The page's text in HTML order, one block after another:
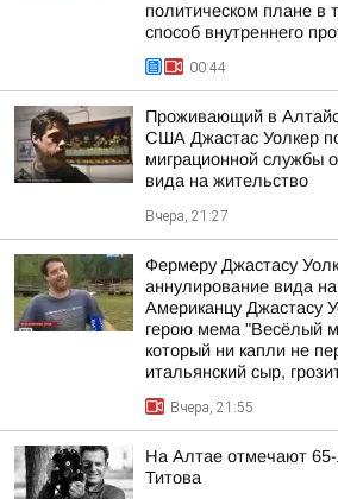
политическом плане в
способ внутреннего
00:44
Проживающий в
США Джастас Уолкер
миграционной службы
вида на жительство
Вчера, 21:27
Фермеру Джастасу
аннулирование вида
Американцу Джастасу
герою мема "Весёлый
который ни капли не
итальянский сыр,
Вчера, 21:55
На Алтае отмечают
Титова